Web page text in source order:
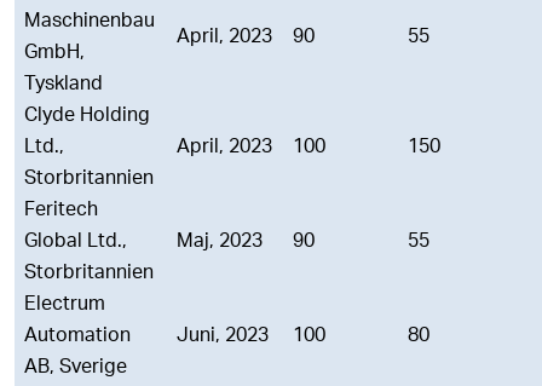
Maschinenbau
GmbH,
Tyskland
April, 2023 90 55
Clyde Holding
Ltd.,
Storbritannien
April, 2023 100 150
Feritech
Global Ltd.,
Storbritannien
Maj, 2023 90 55
Electrum
Automation
AB, Sverige
Juni, 2023 100 80